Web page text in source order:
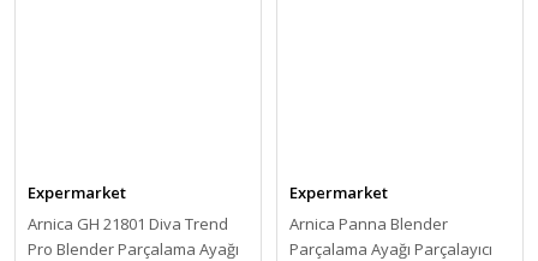
Expermarket
Arnica GH 21801 Diva Trend
Pro Blender Parçalama Ayağı
Expermarket
Arnica Panna Blender
Parçalama Ayağı Parçalayıcı